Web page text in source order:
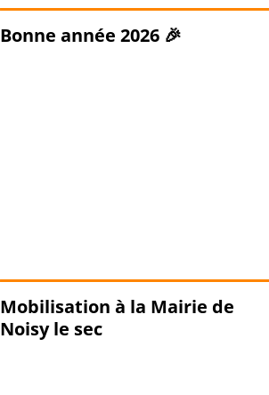
Bonne année 2026 🎉
Mobilisation à la Mairie de
Noisy le sec